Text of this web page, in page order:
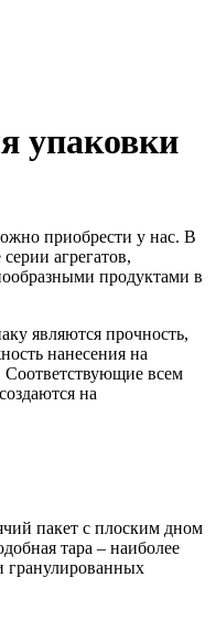
упаковки
приобрести у нас. В
агрегатов,
продуктами в
являются прочность,
нанесения на
всем
на
пакет с плоским дном
тара – наиболее
гранулированных